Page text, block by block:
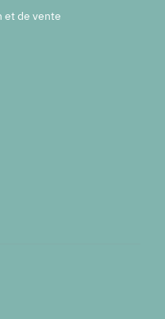
et de vente